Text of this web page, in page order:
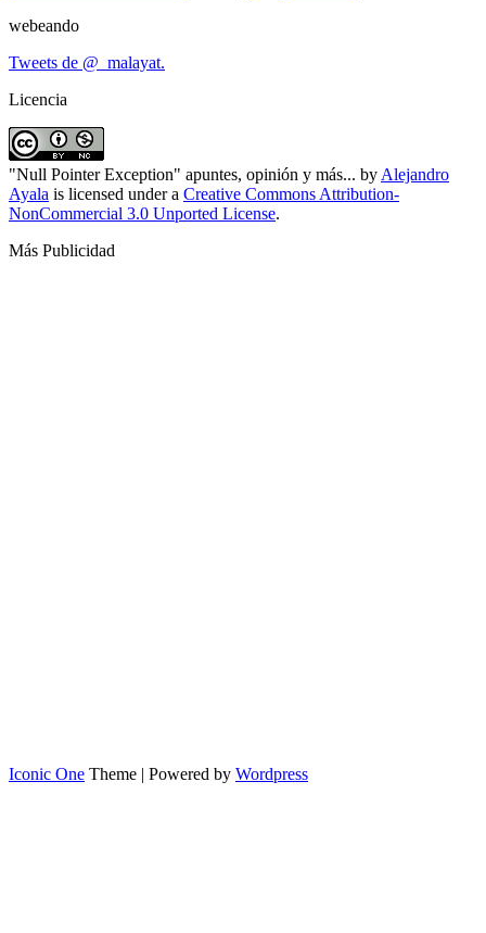
webeando
Tweets de @_malayat.
Licencia
"Null Pointer Exception" apuntes, opinión y más... by Alejandro
Ayala is licensed under a Creative Commons Attribution-
NonCommercial 3.0 Unported License.
Más Publicidad
Iconic One Theme | Powered by Wordpress